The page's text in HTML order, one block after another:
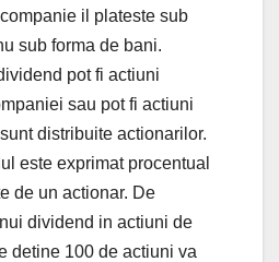
il plateste sub
sub forma de bani.
pot fi actiuni
sau pot fi actiuni
distribuite actionarilor.
este exprimat procentual
de un actionar. De
dividend in actiuni de
detine 100 de actiuni va